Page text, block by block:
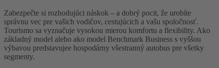
Zabezpečte si rozhodujúci náskok – a dobrý pocit, že urobíte
správnu vec pre vašich vodičov, cestujúcich a vašu spoločnosť.
Tourismo sa vyznačuje vysokou mierou komfortu a flexibility. Ako
základný model alebo ako model Benchmark Business s vyššou
výbavou predstavujee hospodárny všestranný autobus pre všetky
segmenty.